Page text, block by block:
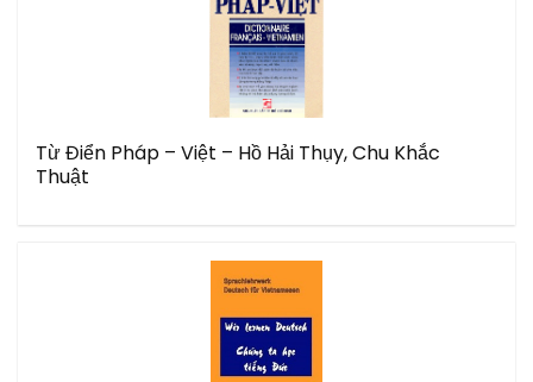
Từ Điển Pháp – Việt – Hồ Hải Thụy, Chu Khắc
Thuật